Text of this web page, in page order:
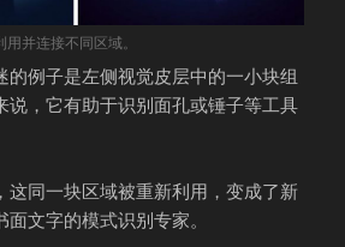
并连接不同区域。
的例子是左侧视觉皮层中的一小块组
说，它有助于识别面孔或锤子等工具
这同一块区域被重新利用，变成了新
文字的模式识别专家。